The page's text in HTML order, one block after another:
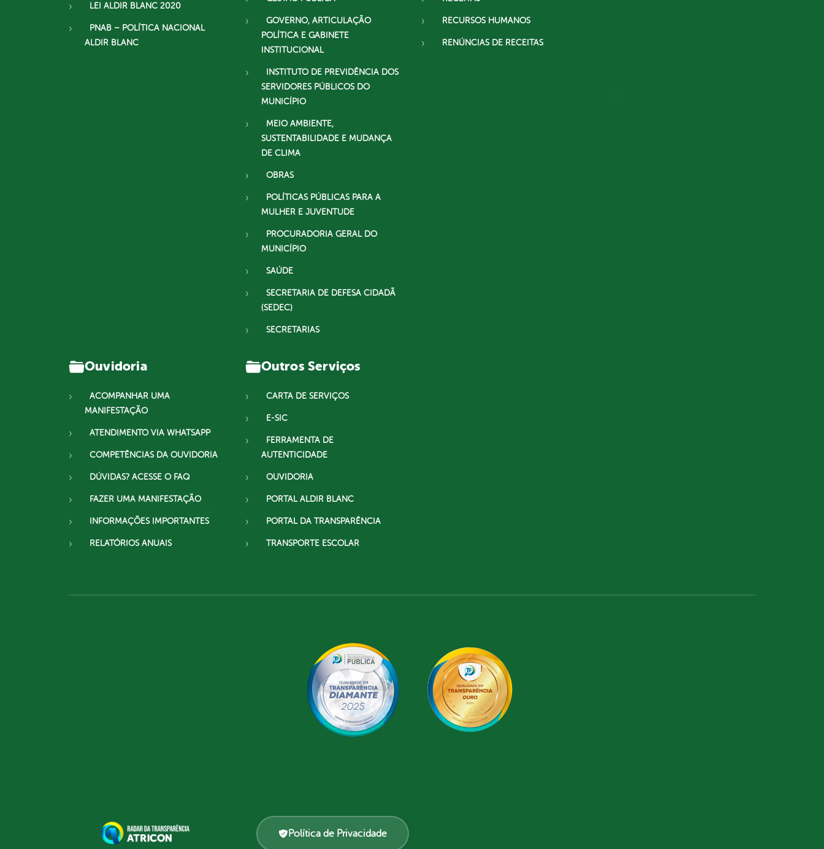
LEI ALDIR BLANC 2020
PNAB – POLÍTICA NACIONAL
ALDIR BLANC
GOVERNO, ARTICULAÇÃO
POLÍTICA E GABINETE
INSTITUCIONAL
INSTITUTO DE PREVIDÊNCIA DOS
SERVIDORES PÚBLICOS DO
MUNICÍPIO
MEIO AMBIENTE,
SUSTENTABILIDADE E MUDANÇA
DE CLIMA
OBRAS
POLÍTICAS PÚBLICAS PARA A
MULHER E JUVENTUDE
PROCURADORIA GERAL DO
MUNICÍPIO
SAÚDE
SECRETARIA DE DEFESA CIDADÃ
(SEDEC)
SECRETARIAS
RECURSOS HUMANOS
RENÚNCIAS DE RECEITAS
Ouvidoria
ACOMPANHAR UMA
MANIFESTAÇÃO
ATENDIMENTO VIA WHATSAPP
COMPETÊNCIAS DA OUVIDORIA
DÚVIDAS? ACESSE O FAQ
FAZER UMA MANIFESTAÇÃO
INFORMAÇÕES IMPORTANTES
RELATÓRIOS ANUAIS
Outros Serviços
CARTA DE SERVIÇOS
E-SIC
FERRAMENTA DE
AUTENTICIDADE
OUVIDORIA
PORTAL ALDIR BLANC
PORTAL DA TRANSPARÊNCIA
TRANSPORTE ESCOLAR
Política de Privacidade